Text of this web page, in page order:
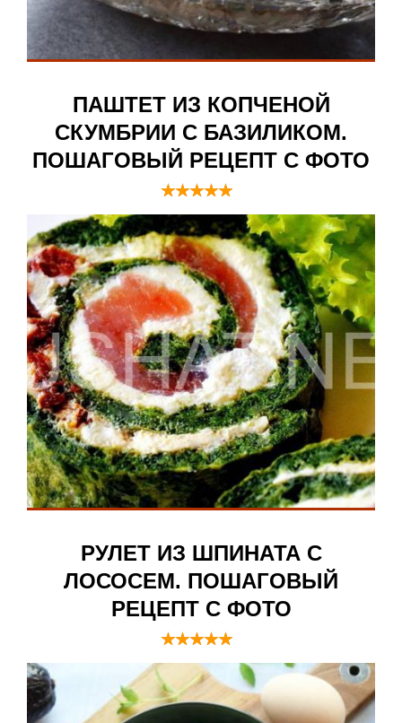
ПАШТЕТ ИЗ КОПЧЕНОЙ
СКУМБРИИ С БАЗИЛИКОМ.
ПОШАГОВЫЙ РЕЦЕПТ С ФОТО
РУЛЕТ ИЗ ШПИНАТА С
ЛОСОСЕМ. ПОШАГОВЫЙ
РЕЦЕПТ С ФОТО